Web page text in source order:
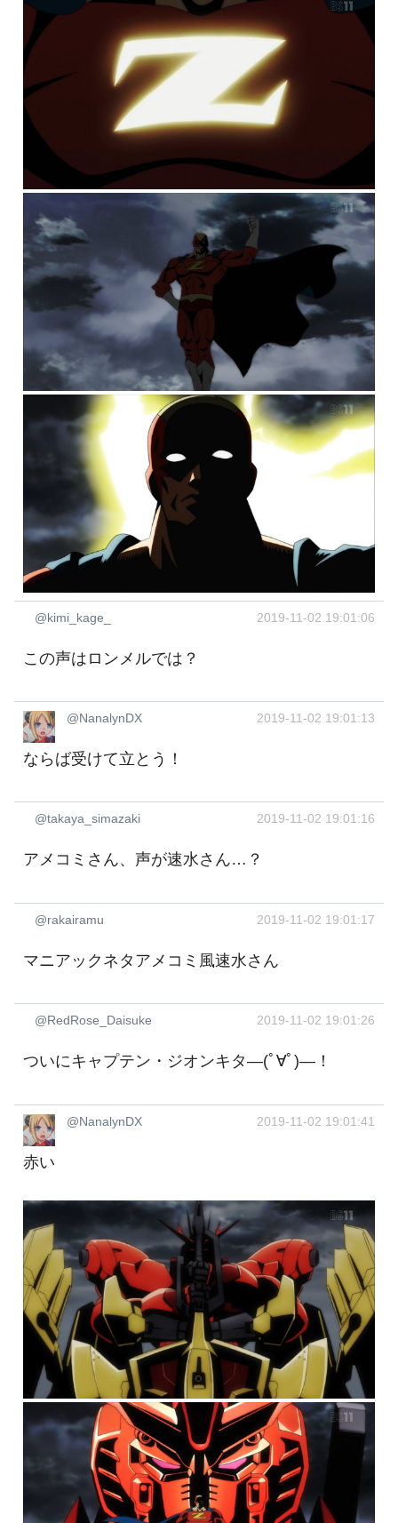
@kimi_kage_ 2019-11-02 19:01:06
この声はロンメルでは？
@NanalynDX 2019-11-02 19:01:13
ならば受けて立とう！
@takaya_simazaki 2019-11-02 19:01:16
アメコミさん、声が速水さん…？
@rakairamu 2019-11-02 19:01:17
マニアックネタアメコミ風速水さん
@RedRose_Daisuke 2019-11-02 19:01:26
ついにキャプテン・ジオンキタ―(ﾟ∀ﾟ)―！
@NanalynDX 2019-11-02 19:01:41
赤い